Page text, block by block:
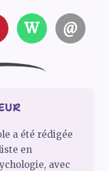
W @
a été rédigée
en
avec